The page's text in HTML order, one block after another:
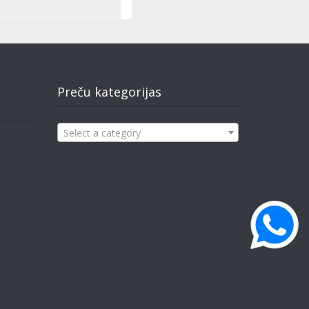
Preču kategorijas
Select a category